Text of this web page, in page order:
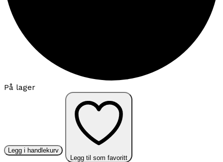
På lager
Legg i handlekurv
Legg til som favoritt